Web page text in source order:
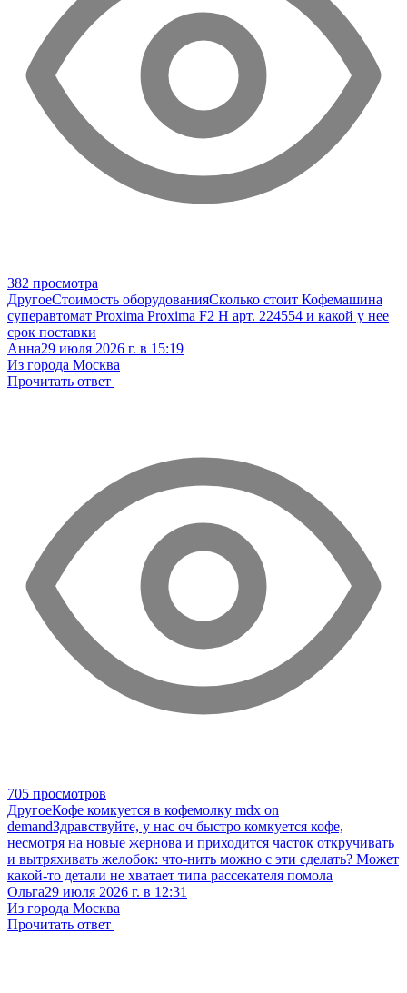
382 просмотра
ДругоеСтоимость оборудованияСколько стоит Кофемашина
суперавтомат Proxima Proxima F2 H арт. 224554 и какой у нее
срок поставки
Анна29 июля 2026 г. в 15:19
Из города Москва
Прочитать ответ
705 просмотров
ДругоеКофе комкуется в кофемолку mdx on
demandЗдравствуйте, у нас оч быстро комкуется кофе,
несмотря на новые жернова и приходится часток откручивать
и вытряхивать желобок: что-нить можно с эти сделать? Может
какой-то детали не хватает типа рассекателя помола
Ольга29 июля 2026 г. в 12:31
Из города Москва
Прочитать ответ